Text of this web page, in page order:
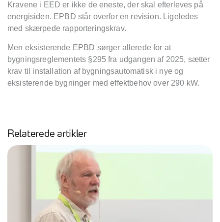
Kravene i EED er ikke de eneste, der skal efterleves på
energisiden. EPBD står overfor en revision. Ligeledes
med skærpede rapporteringskrav.
Men eksisterende EPBD sørger allerede for at
bygningsreglementets §295 fra udgangen af 2025, sætter
krav til installation af bygningsautomatisk i nye og
eksisterende bygninger med effektbehov over 290 kW.
Relaterede artikler